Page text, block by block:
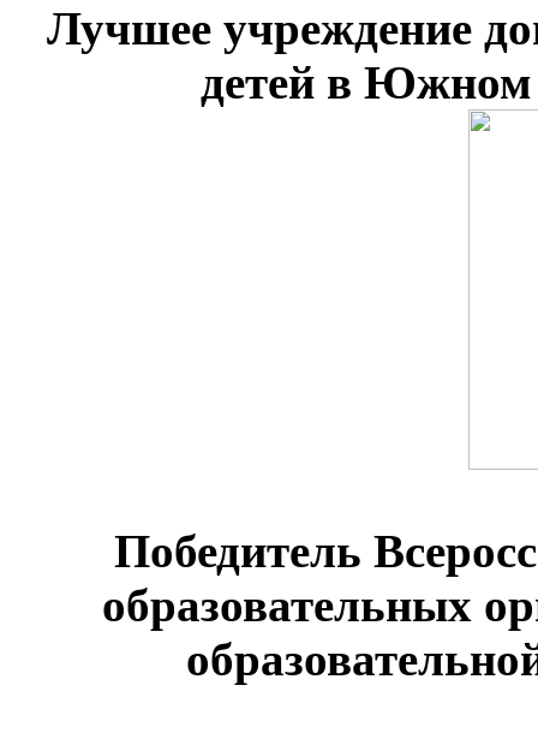
Лучшее учреждение
детей в Южном
Победитель
образовательных